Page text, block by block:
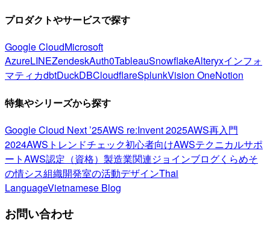
プロダクトやサービスで探す
Google CloudMicrosoft
AzureLINEZendeskAuth0TableauSnowflakeAlteryxインフォ
マティカdbtDuckDBCloudflareSplunkVision OneNotion
特集やシリーズから探す
Google Cloud Next ’25AWS re:Invent 2025AWS再入門
2024AWSトレンドチェック初心者向けAWSテクニカルサポ
ートAWS認定（資格） 製造業関連ジョインブログくらめそ
の情シス組織開発室の活動デザインThai
LanguageVietnamese Blog
お問い合わせ